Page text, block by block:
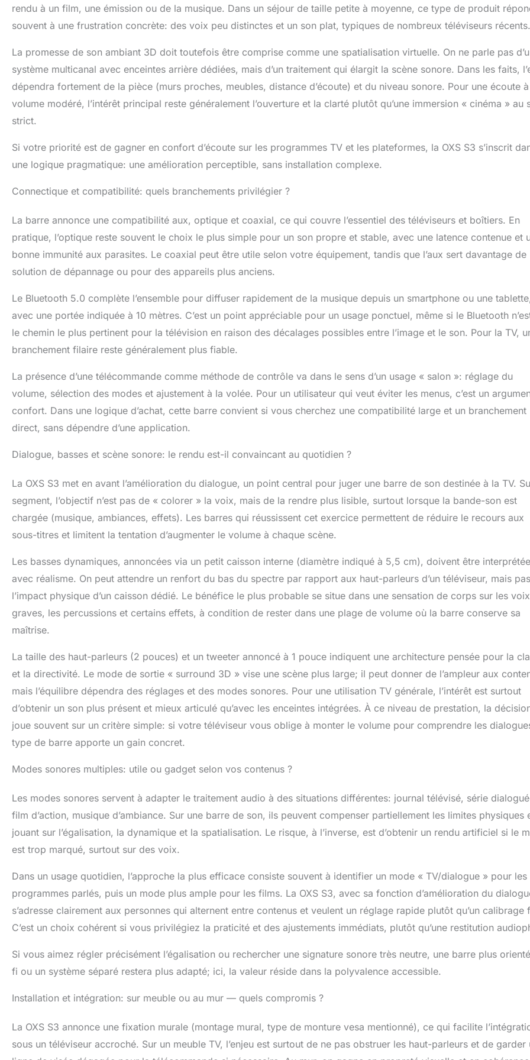
rendu à un film, une émission ou de la musique. Dans un séjour de taille petite à moyenne, ce type de produit
souvent à une frustration concrète: des voix peu distinctes et un son plat, typiques de nombreux téléviseurs récents.
La promesse de son ambiant 3D doit toutefois être comprise comme une spatialisation virtuelle. On ne parle pas
système multicanal avec enceintes arrière dédiées, mais d’un traitement qui élargit la scène sonore. Dans les faits,
dépendra fortement de la pièce (murs proches, meubles, distance d’écoute) et du niveau sonore. Pour une écoute à
volume modéré, l’intérêt principal reste généralement l’ouverture et la clarté plutôt qu’une immersion « cinéma » au
strict.
Si votre priorité est de gagner en confort d’écoute sur les programmes TV et les plateformes, la OXS S3 s’inscrit
une logique pragmatique: une amélioration perceptible, sans installation complexe.
Connectique et compatibilité: quels branchements privilégier ?
La barre annonce une compatibilité aux, optique et coaxial, ce qui couvre l’essentiel des téléviseurs et boîtiers. En
pratique, l’optique reste souvent le choix le plus simple pour un son propre et stable, avec une latence contenue et
bonne immunité aux parasites. Le coaxial peut être utile selon votre équipement, tandis que l’aux sert davantage de
solution de dépannage ou pour des appareils plus anciens.
Le Bluetooth 5.0 complète l’ensemble pour diffuser rapidement de la musique depuis un smartphone ou une
avec une portée indiquée à 10 mètres. C’est un point appréciable pour un usage ponctuel, même si le Bluetooth
le chemin le plus pertinent pour la télévision en raison des décalages possibles entre l’image et le son. Pour la TV,
branchement filaire reste généralement plus fiable.
La présence d’une télécommande comme méthode de contrôle va dans le sens d’un usage « salon »: réglage du
volume, sélection des modes et ajustement à la volée. Pour un utilisateur qui veut éviter les menus, c’est un
confort. Dans une logique d’achat, cette barre convient si vous cherchez une compatibilité large et un branchement
direct, sans dépendre d’une application.
Dialogue, basses et scène sonore: le rendu est-il convaincant au quotidien ?
La OXS S3 met en avant l’amélioration du dialogue, un point central pour juger une barre de son destinée à la TV.
segment, l’objectif n’est pas de « colorer » la voix, mais de la rendre plus lisible, surtout lorsque la bande-son est
chargée (musique, ambiances, effets). Les barres qui réussissent cet exercice permettent de réduire le recours aux
sous-titres et limitent la tentation d’augmenter le volume à chaque scène.
Les basses dynamiques, annoncées via un petit caisson interne (diamètre indiqué à 5,5 cm), doivent être
avec réalisme. On peut attendre un renfort du bas du spectre par rapport aux haut-parleurs d’un téléviseur, mais pas
l’impact physique d’un caisson dédié. Le bénéfice le plus probable se situe dans une sensation de corps sur les voix
graves, les percussions et certains effets, à condition de rester dans une plage de volume où la barre conserve sa
maîtrise.
La taille des haut-parleurs (2 pouces) et un tweeter annoncé à 1 pouce indiquent une architecture pensée pour la
et la directivité. Le mode de sortie « surround 3D » vise une scène plus large; il peut donner de l’ampleur aux
mais l’équilibre dépendra des réglages et des modes sonores. Pour une utilisation TV générale, l’intérêt est surtout
d’obtenir un son plus présent et mieux articulé qu’avec les enceintes intégrées. À ce niveau de prestation, la
joue souvent sur un critère simple: si votre téléviseur vous oblige à monter le volume pour comprendre les
type de barre apporte un gain concret.
Modes sonores multiples: utile ou gadget selon vos contenus ?
Les modes sonores servent à adapter le traitement audio à des situations différentes: journal télévisé, série
film d’action, musique d’ambiance. Sur une barre de son, ils peuvent compenser partiellement les limites physiques
jouant sur l’égalisation, la dynamique et la spatialisation. Le risque, à l’inverse, est d’obtenir un rendu artificiel si le
est trop marqué, surtout sur des voix.
Dans un usage quotidien, l’approche la plus efficace consiste souvent à identifier un mode « TV/dialogue » pour les
programmes parlés, puis un mode plus ample pour les films. La OXS S3, avec sa fonction d’amélioration du
s’adresse clairement aux personnes qui alternent entre contenus et veulent un réglage rapide plutôt qu’un calibrage
C’est un choix cohérent si vous privilégiez la praticité et des ajustements immédiats, plutôt qu’une restitution
Si vous aimez régler précisément l’égalisation ou rechercher une signature sonore très neutre, une barre plus
fi ou un système séparé restera plus adapté; ici, la valeur réside dans la polyvalence accessible.
Installation et intégration: sur meuble ou au mur — quels compromis ?
La OXS S3 annonce une fixation murale (montage mural, type de monture vesa mentionné), ce qui facilite
sous un téléviseur accroché. Sur un meuble TV, l’enjeu est surtout de ne pas obstruer les haut-parleurs et de garder